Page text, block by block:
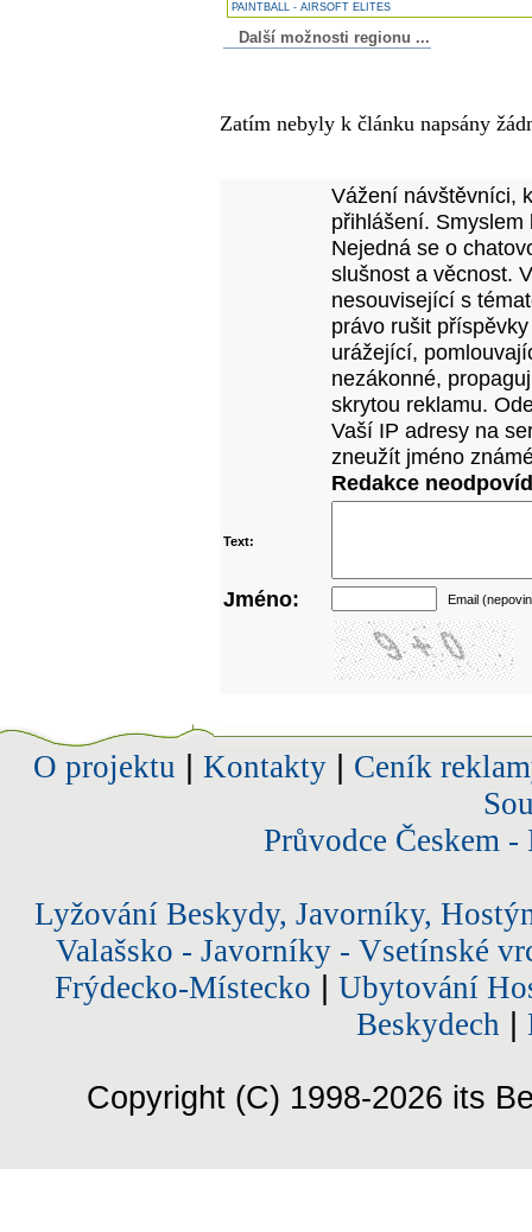
PAINTBALL - AIRSOFT ELITES
Další možnosti regionu ...
Zatím nebyly k článku napsány
Vážení návštěvníci,
přihlášení.
Nejedná se o
slušnost a věcnost.
nesouvisející s
právo rušit
urážející,
nezákonné,
skrytou reklamu.
Vaší IP adresy na
zneužít jméno
Redakce
Text:
Jméno: Email
O projektu Kontakty| Ceník
Průvodce Českem
Lyžování Beskydy, Javorníky,
Valašsko - Javorníky - Vsetínské
Frýdecko-Místecko
Ubytování
Beskydech
Copyright (C) 1998-2026 its